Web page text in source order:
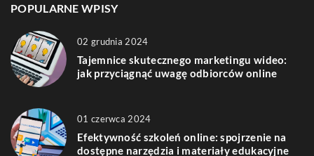
POPULARNE WPISY
02 grudnia 2024
Tajemnice skutecznego marketingu wideo:
jak przyciągnąć uwagę odbiorców online
01 czerwca 2024
Efektywność szkoleń online: spojrzenie na
dostępne narzędzia i materiały edukacyjne